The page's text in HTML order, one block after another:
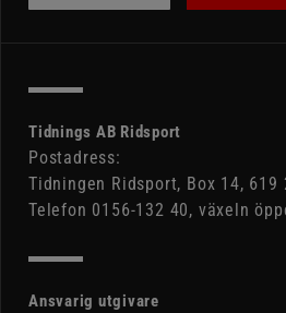
Tidnings AB Ridsport
Postadress:
Tidningen Ridsport, Box 14, 619
Telefon 0156-132 40, växeln
Ansvarig utgivare